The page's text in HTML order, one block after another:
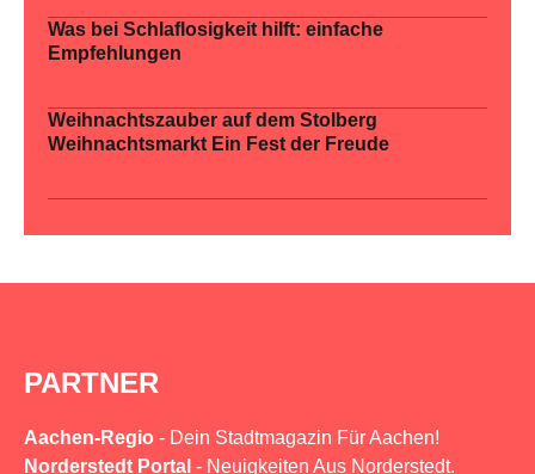
Was bei Schlaflosigkeit hilft: einfache
Empfehlungen
Weihnachtszauber auf dem Stolberg
Weihnachtsmarkt Ein Fest der Freude
PARTNER
Aachen-Regio - Dein Stadtmagazin Für Aachen!
Norderstedt Portal - Neuigkeiten Aus Norderstedt.